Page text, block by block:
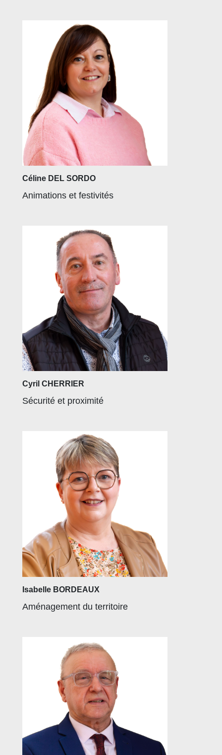
Céline DEL SORDO
Animations et festivités
Cyril CHERRIER
Sécurité et proximité
Isabelle BORDEAUX
Aménagement du territoire